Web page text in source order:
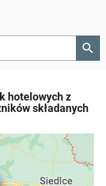
search
hotelowych z
składanych